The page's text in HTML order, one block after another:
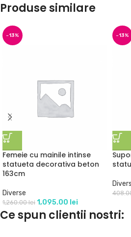
Produse similare
-13%
Femeie cu mainile intinse
statueta decorativa beton
163cm
Diverse
1,260.00lei 1,095.00 lei
-13%
Ce spun clientii nostri: